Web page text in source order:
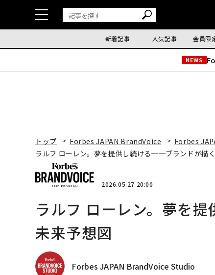
新着記事 人気記事 会員限
NEWS
トップ Forbes JAPAN BrandVoice
Forbes
ラルフ ローレン。夢を提供し続ける──ブランドが描
2026.05.27 20:00
ラルフ ローレン。夢を
未来予想図
Forbes JAPAN BrandVoice Studio